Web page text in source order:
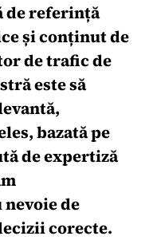
de referință
și conținut de
de trafic de
este să
bazată pe
de expertiză
de
corecte.